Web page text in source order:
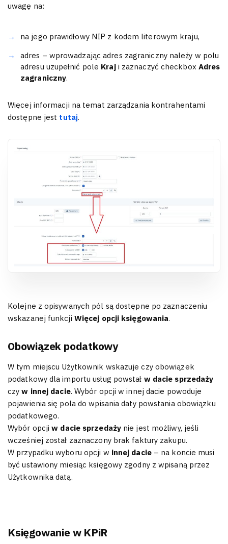
uwagę na:
na jego prawidłowy NIP z kodem literowym kraju,
adres – wprowadzając adres zagraniczny należy w polu
adresu uzupełnić pole Kraji zaznaczyć checkbox Adres
zagraniczny.
Więcej informacji na temat zarządzania kontrahentami
dostępne jest tutaj.
Kolejne z opisywanych pól są dostępne po zaznaczeniu
wskazanej funkcji Więcej opcji księgowania.
Obowiązek podatkowy
W tym miejscu Użytkownik wskazuje czy obowiązek
podatkowy dla importu usług powstał w dacie sprzedaży
czyw innej dacie. Wybór opcji w innej dacie powoduje
pojawienia się pola do wpisania daty powstania obowiązku
podatkowego.
Wybór opcjiw dacie sprzedażynie jest możliwy, jeśli
wcześniej został zaznaczony brak faktury zakupu.
W przypadku wyboru opcji w innej dacie– na koncie musi
być ustawiony miesiąc księgowy zgodny z wpisaną przez
Użytkownika datą.
Księgowanie w KPiR